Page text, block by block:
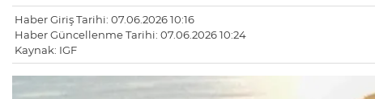
Haber Giriş Tarihi: 07.06.2026 10:16
Haber Güncellenme Tarihi: 07.06.2026 10:24
Kaynak: IGF